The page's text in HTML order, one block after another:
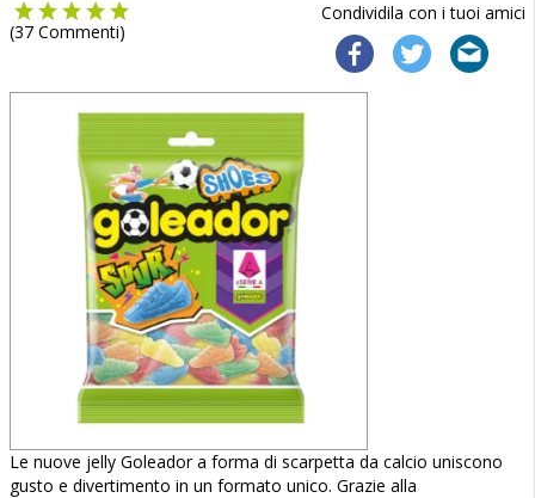
Condividila con i tuoi amici
(37 Commenti)
Le nuove jelly Goleador a forma di scarpetta da calcio uniscono
gusto e divertimento in un formato unico. Grazie alla